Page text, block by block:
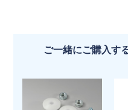
ご一緒にご購入す